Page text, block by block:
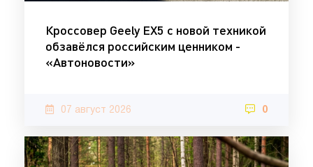
Кроссовер Geely EX5 с новой техникой
обзавёлся российским ценником -
«Автоновости»
07 август 2026 0